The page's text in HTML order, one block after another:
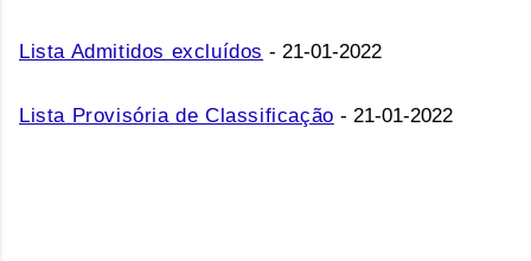
Lista Admitidos excluídos - 21-01-2022
Lista Provisória de Classificação - 21-01-2022